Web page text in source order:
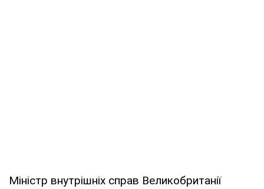
Міністр внутрішніх справ Великобританії